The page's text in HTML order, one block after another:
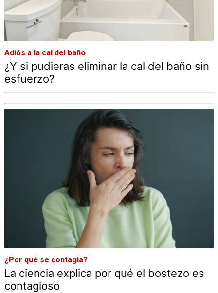
Adiós a la cal del baño
¿Y si pudieras eliminar la cal del baño sin
esfuerzo?
¿Por qué se contagia?
La ciencia explica por qué el bostezo es
contagioso